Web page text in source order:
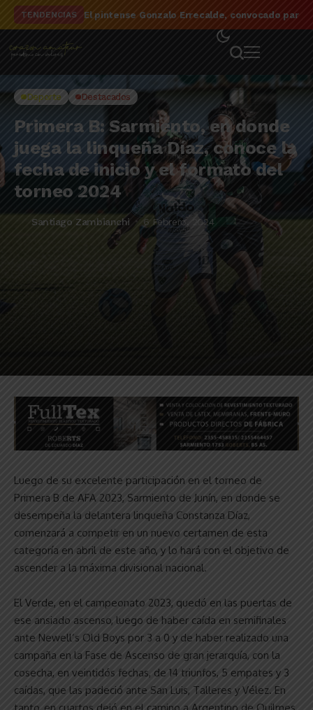
TENDENCIAS El detalle de la campaña de El Linqueño en el
Deporte Destacados
Primera B: Sarmiento, en donde
juega la linqueña Díaz, conoce la
fecha de inicio y el formato del
torneo 2024
Santiago Zambianchi 6 Febrero, 2024
Luego de su excelente participación en el torneo de
Primera B de AFA 2023, Sarmiento de Junín, en donde se
desempeña la delantera linqueña Constanza Díaz,
comenzará a competir en un nuevo certamen de esta
categoría en abril de este año, y lo hará con el objetivo de
ascender a la máxima divisional nacional.
El Verde, en el campeonato 2023, quedó en las puertas de
ese ansiado ascenso, luego de haber caída en semifinales
ante Newell’s Old Boys por 3 a 0 y de haber realizado una
campaña en la Fase de Ascenso de gran jerarquía, con la
cosecha, en veintidós fechas, de 14 triunfos, 5 empates y 3
caídas, que las padeció ante San Luis, Talleres y Vélez. En
tanto, en cuartos dejó en el camino a Argentino de Quilmes,